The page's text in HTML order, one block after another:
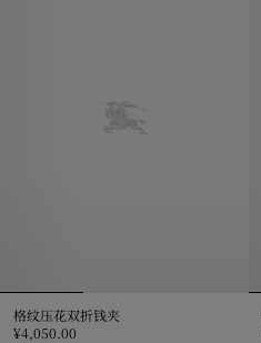
格纹压花双折钱夹
¥4,050.00